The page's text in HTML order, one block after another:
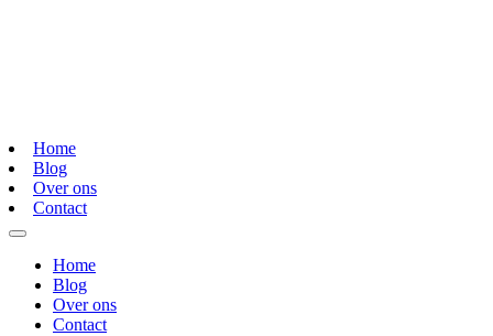
Home
Blog
Over ons
Contact
Home
Blog
Over ons
Contact